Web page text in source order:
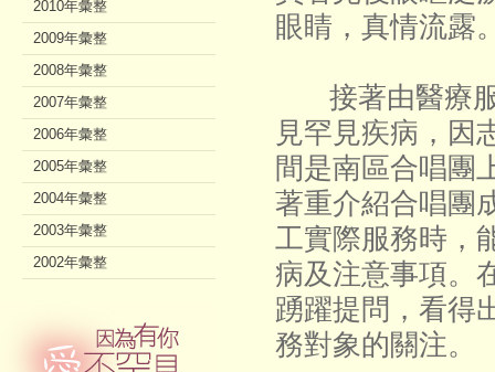
眼睛，真情流露
接著由醫療服
見罕見疾病，因
間是南區合唱團
著重介紹合唱團
工實際服務時，
病及注意事項。
踴躍提問，看得
務對象的關注。
2010年彙整
2009年彙整
2008年彙整
2007年彙整
2006年彙整
2005年彙整
2004年彙整
2003年彙整
2002年彙整